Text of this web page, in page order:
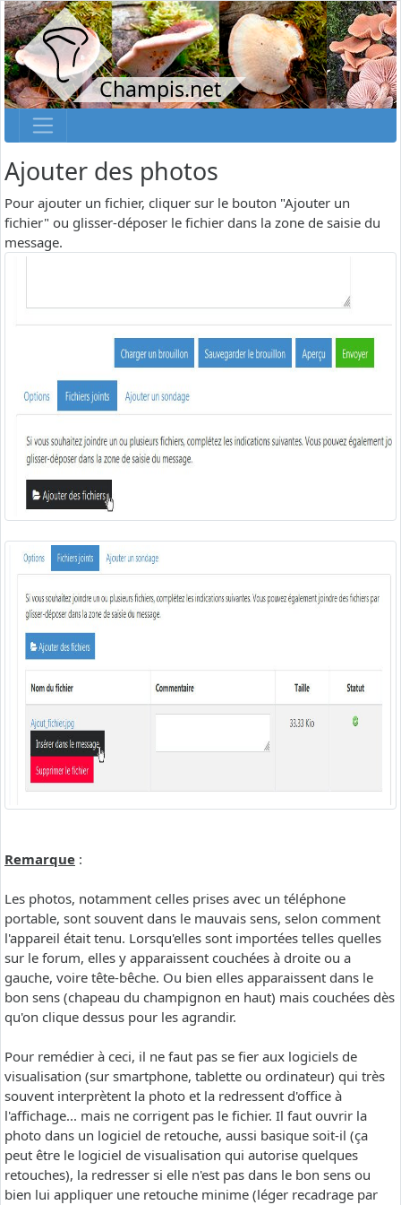
Champis.net
Ajouter des photos
Pour ajouter un fichier, cliquer sur le bouton "Ajouter un
fichier" ou glisser-déposer le fichier dans la zone de saisie du
message.
Remarque :
Les photos, notamment celles prises avec un téléphone
portable, sont souvent dans le mauvais sens, selon comment
l'appareil était tenu. Lorsqu'elles sont importées telles quelles
sur le forum, elles y apparaissent couchées à droite ou a
gauche, voire tête-bêche. Ou bien elles apparaissent dans le
bon sens (chapeau du champignon en haut) mais couchées dès
qu'on clique dessus pour les agrandir.
Pour remédier à ceci, il ne faut pas se fier aux logiciels de
visualisation (sur smartphone, tablette ou ordinateur) qui très
souvent interprètent la photo et la redressent d'office à
l'affichage... mais ne corrigent pas le fichier. Il faut ouvrir la
photo dans un logiciel de retouche, aussi basique soit-il (ça
peut être le logiciel de visualisation qui autorise quelques
retouches), la redresser si elle n'est pas dans le bon sens ou
bien lui appliquer une retouche minime (léger recadrage par